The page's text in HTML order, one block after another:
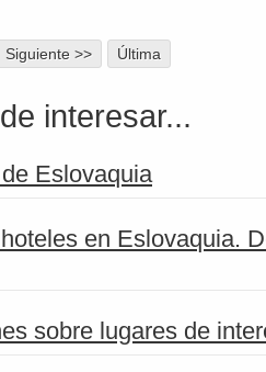
Siguiente >> Última
interesar...
Eslovaquia
en Eslovaquia.
sobre lugares de